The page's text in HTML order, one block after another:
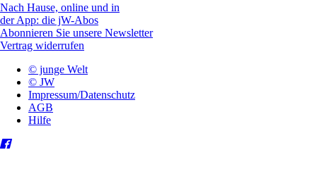
Nach Hause, online und in
der App: die jW-Abos
Abonnieren Sie unsere Newsletter
Vertrag widerrufen
© junge Welt
© JW
Impressum/Datenschutz
AGB
Hilfe